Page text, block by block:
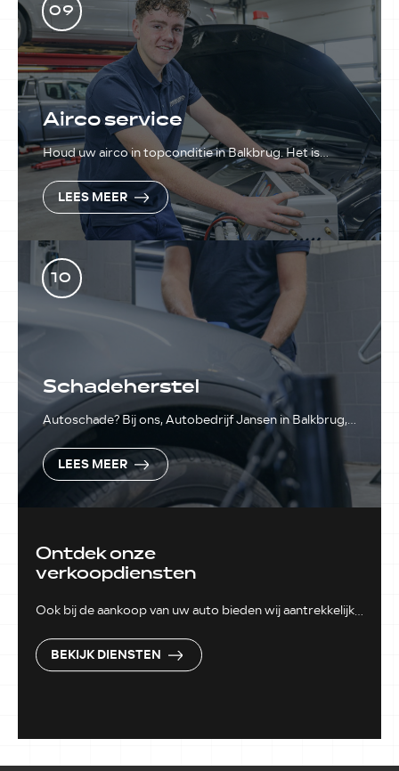
09
Airco service
Houd uw airco in topconditie in Balkbrug. Het is
belangrijk om regelmatig onderhoud aan uw
airconditioning uit te laten voeren.
LEES MEER
10
Schadeherstel
Autoschade? Bij ons, Autobedrijf Jansen in Balkbrug,
bent u aan het juiste adres voor snel en vakkundig
schadeherstel.
LEES MEER
Ontdek onze
verkoopdiensten
Ook bij de aankoop van uw auto bieden wij aantrekkelijke
BEKIJK DIENSTEN